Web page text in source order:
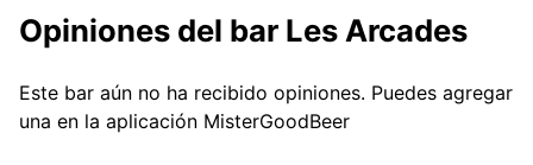
Opiniones del bar Les Arcades
Este bar aún no ha recibido opiniones. Puedes agregar
una en la aplicación MisterGoodBeer